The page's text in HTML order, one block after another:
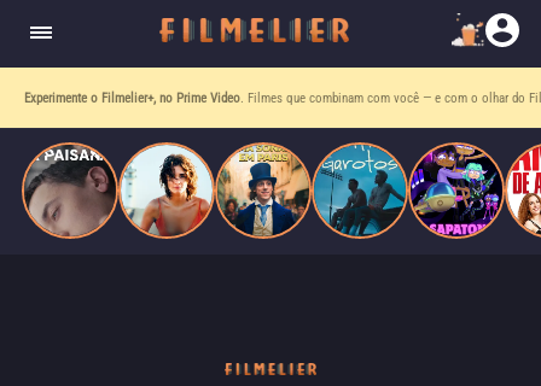
Experimente o Filmelier+, no Prime Video . Filmes que combinam com você — e com o olhar do
quando se apaixona por um de seus alvos.